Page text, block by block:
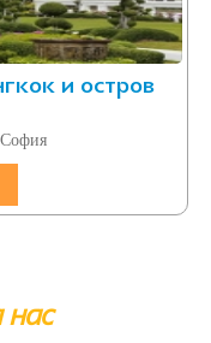
и остров
нас